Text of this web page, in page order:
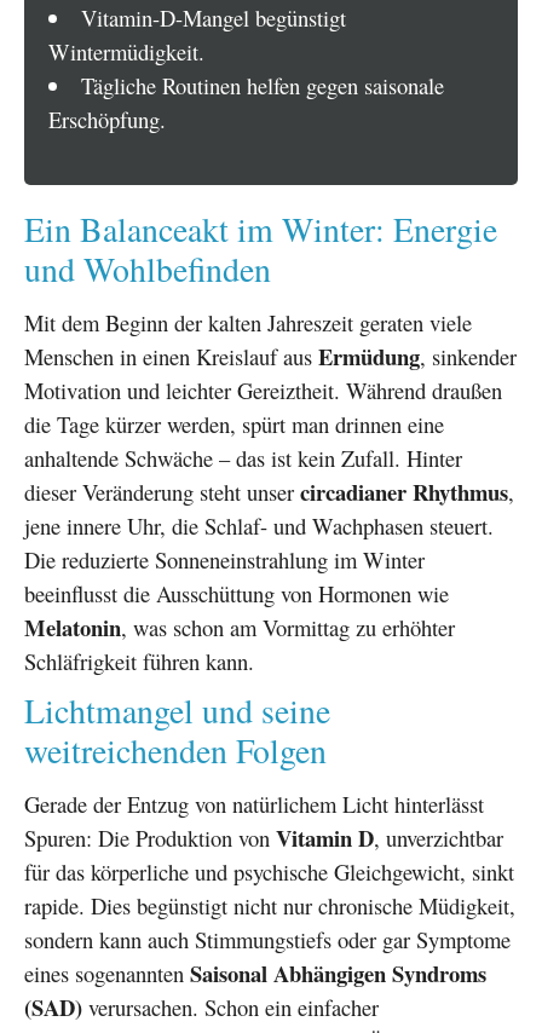
Vitamin-D-Mangel begünstigt
Wintermüdigkeit.
Tägliche Routinen helfen gegen saisonale
Erschöpfung.
Ein Balanceakt im Winter: Energie
und Wohlbefinden
Mit dem Beginn der kalten Jahreszeit geraten viele
Menschen in einen Kreislauf aus Ermüdung, sinkender
Motivation und leichter Gereiztheit. Während draußen
die Tage kürzer werden, spürt man drinnen eine
anhaltende Schwäche – das ist kein Zufall. Hinter
dieser Veränderung steht unser circadianer Rhythmus,
jene innere Uhr, die Schlaf- und Wachphasen steuert.
Die reduzierte Sonneneinstrahlung im Winter
beeinflusst die Ausschüttung von Hormonen wie
Melatonin, was schon am Vormittag zu erhöhter
Schläfrigkeit führen kann.
Lichtmangel und seine
weitreichenden Folgen
Gerade der Entzug von natürlichem Licht hinterlässt
Spuren: Die Produktion von Vitamin D, unverzichtbar
für das körperliche und psychische Gleichgewicht, sinkt
rapide. Dies begünstigt nicht nur chronische Müdigkeit,
sondern kann auch Stimmungstiefs oder gar Symptome
eines sogenannten Saisonal Abhängigen Syndroms
(SAD) verursachen. Schon ein einfacher